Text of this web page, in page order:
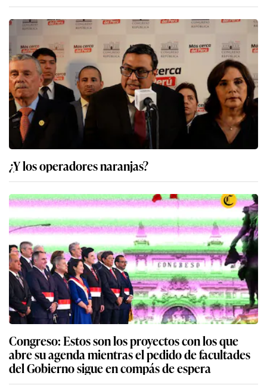
¿Y los operadores naranjas?
Congreso: Estos son los proyectos con los que
abre su agenda mientras el pedido de facultades
del Gobierno sigue en compás de espera